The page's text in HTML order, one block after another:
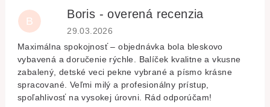
B
Boris - overená recenzia
Hodnocení obchodu je 5 z 5 hvězdiček.
29.03.2026
Maximálna spokojnosť – objednávka bola bleskovo
vybavená a doručenie rýchle. Balíček kvalitne a vkusne
zabalený, detské veci pekne vybrané a písmo krásne
spracované. Veľmi milý a profesionálny prístup,
spoľahlivosť na vysokej úrovni. Rád odporúčam!